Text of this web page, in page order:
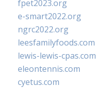
fpet2023.org
e-smart2022.org
ngrc2022.org
leesfamilyfoods.com
lewis-lewis-cpas.com
eleontennis.com
cyetus.com